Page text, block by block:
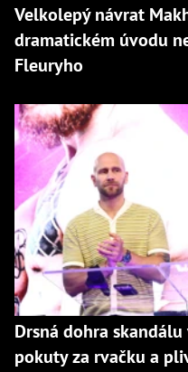
Velkolepý návrat
dramatickém úvodu
Fleuryho
Drsná dohra
pokuty za rvačku a